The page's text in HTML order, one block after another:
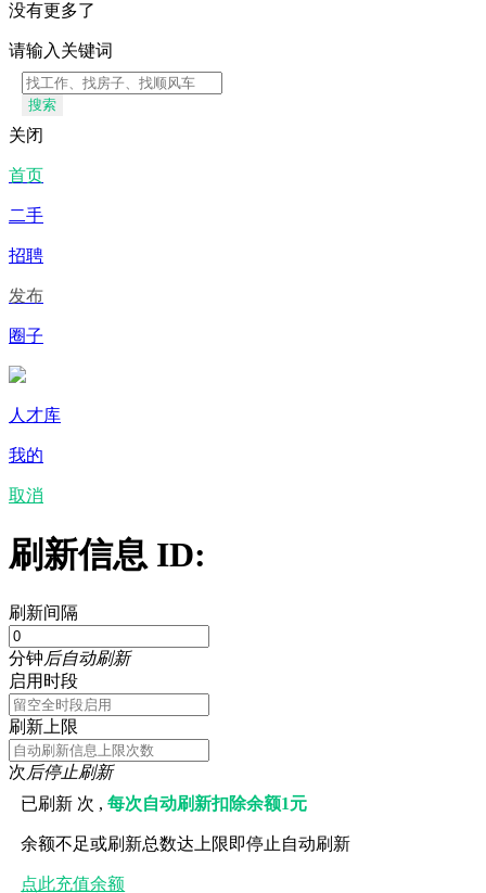
没有更多了
请输入关键词
搜索
关闭
首页
二手
招聘
发布
圈子
人才库
我的
取消
刷新信息 ID:
刷新间隔
分钟后自动刷新
启用时段
刷新上限
次后停止刷新
已刷新 次 ,每次自动刷新扣除余额1元
余额不足或刷新总数达上限即停止自动刷新
点此充值余额